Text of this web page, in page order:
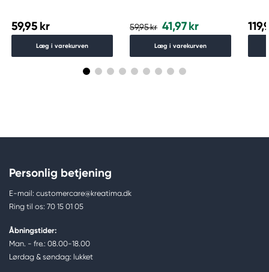
59,95 kr
Læg i varekurven
59,95 kr 41,97 kr
Læg i varekurven
Personlig betjening
E-mail: customercare@kreatima.dk
Ring til os: 70 15 01 05
Åbningstider:
Man. - fre.: 08.00-18.00
Lørdag & søndag: lukket